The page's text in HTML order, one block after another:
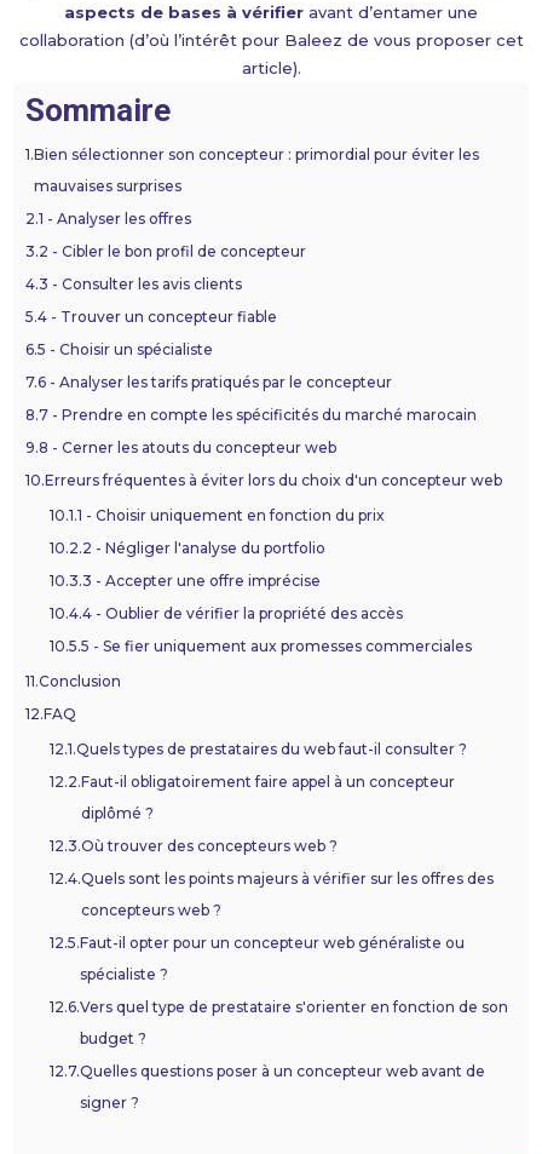
aspects de bases à vérifier avant d’entamer une
collaboration (d’où l’intérêt pour Baleez de vous proposer cet
article).
Sommaire
1.Bien sélectionner son concepteur : primordial pour éviter les
mauvaises surprises
2.1 - Analyser les offres
3.2 - Cibler le bon profil de concepteur
4.3 - Consulter les avis clients
5.4 - Trouver un concepteur fiable
6.5 - Choisir un spécialiste
7.6 - Analyser les tarifs pratiqués par le concepteur
8.7 - Prendre en compte les spécificités du marché marocain
9.8 - Cerner les atouts du concepteur web
10.Erreurs fréquentes à éviter lors du choix d'un concepteur web
10.1.1 - Choisir uniquement en fonction du prix
10.2.2 - Négliger l'analyse du portfolio
10.3.3 - Accepter une offre imprécise
10.4.4 - Oublier de vérifier la propriété des accès
10.5.5 - Se fier uniquement aux promesses commerciales
11.Conclusion
12.FAQ
12.1.Quels types de prestataires du web faut-il consulter ?
12.2.Faut-il obligatoirement faire appel à un concepteur
diplômé ?
12.3.Où trouver des concepteurs web ?
12.4.Quels sont les points majeurs à vérifier sur les offres des
concepteurs web ?
12.5.Faut-il opter pour un concepteur web généraliste ou
spécialiste ?
12.6.Vers quel type de prestataire s'orienter en fonction de son
budget ?
12.7.Quelles questions poser à un concepteur web avant de
signer ?